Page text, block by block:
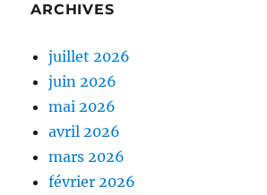
ARCHIVES
juillet 2026
juin 2026
mai 2026
avril 2026
mars 2026
février 2026